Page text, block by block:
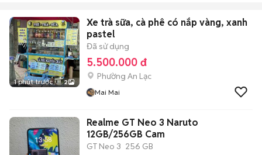
1 phút trước 2
Xe trà sữa, cà phê có nắp vàng, xanh
pastel
Đã sử dụng
5.500.000 đ
Phường An Lạc
Mai Mai
Realme GT Neo 3 Naruto
12GB/256GB Cam
GT Neo 3 256 GB